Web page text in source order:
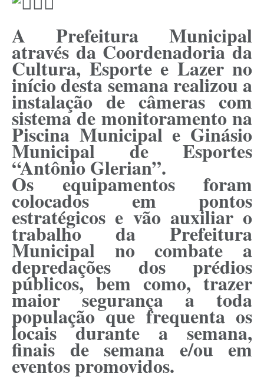
A Prefeitura Municipal
através da Coordenadoria da
Cultura, Esporte e Lazer no
início desta semana realizou a
instalação de câmeras com
sistema de monitoramento na
Piscina Municipal e Ginásio
Municipal de Esportes
“Antônio Glerian”.
Os equipamentos foram
colocados em pontos
estratégicos e vão auxiliar o
trabalho da Prefeitura
Municipal no combate a
depredações dos prédios
públicos, bem como, trazer
maior segurança a toda
população que frequenta os
locais durante a semana,
finais de semana e/ou em
eventos promovidos.